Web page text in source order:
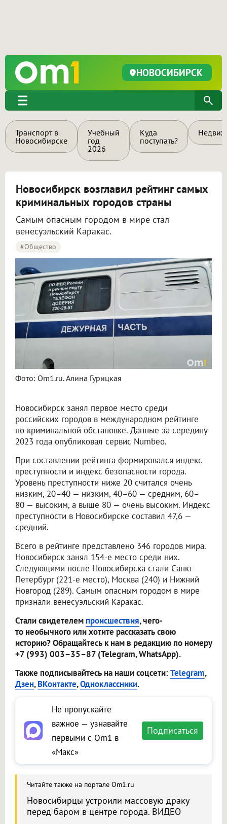
НОВОСИБИРСК
Транспорт в
Новосибирске
Учебный
год
2026
Куда
поступать?
Новосибирск возглавил рейтинг самых
криминальных городов страны
Самым опасным городом в мире стал
венесуэльский Каракас.
#Общество
Фото: Om1.ru. Алина Гурицкая
Новосибирск занял первое место среди
российских городов в международном рейтинге
по криминальной обстановке. Данные за середину
2023 года опубликовал сервис Numbeo.
При составлении рейтинга формировался индекс
преступности и индекс безопасности города.
Уровень преступности ниже 20 считался очень
низким, 20–40 — низким, 40–60 — средним, 60–
80 — высоким, а выше 80 — очень высоким. Индекс
преступности в Новосибирске составил 47,6 —
средний.
Всего в рейтинге представлено 346 городов мира.
Новосибирск занял 154-е место среди них.
Следующими после Новосибирска стали Санкт-
Петербург (221-е место), Москва (240) и Нижний
Новгород (289). Самым опасным городом в мире
признали венесуэльский Каракас.
Стали свидетелем происшествия, чего-
то необычного или хотите рассказать свою
историю? Обращайтесь к нам в редакцию по номеру
+7 (993) 003–35–87 (Telegram, WhatsApp).
Также подписывайтесь на наши соцсети:Telegram,
Дзен,ВКонтакте,Одноклассники.
Не пропускайте
важное — узнавайте
первыми с Om1 в
«Макс»
Подписаться
Читайте также на портале Om1.ru
Новосибирцы устроили массовую драку
перед баром в центре города. ВИДЕО